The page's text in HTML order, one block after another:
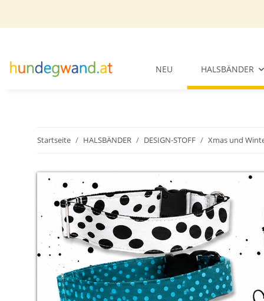
NEU HALSBÄNDER
Startseite HALSBÄNDER DESIGN-STOFF Xmas und